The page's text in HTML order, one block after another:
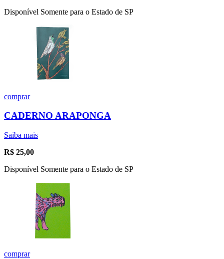
Disponível Somente para o Estado de SP
comprar
CADERNO ARAPONGA
Saiba mais
R$ 25,00
Disponível Somente para o Estado de SP
comprar